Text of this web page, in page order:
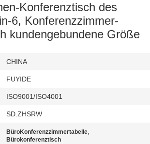
Konferenztisch des
6, Konferenzzimmer-
kundengebundene Größe
CHINA
FUYIDE
ISO9001/ISO4001
SD.ZHSRW
BüroKonferenzzimmertabelle,
Bürokonferenztisch